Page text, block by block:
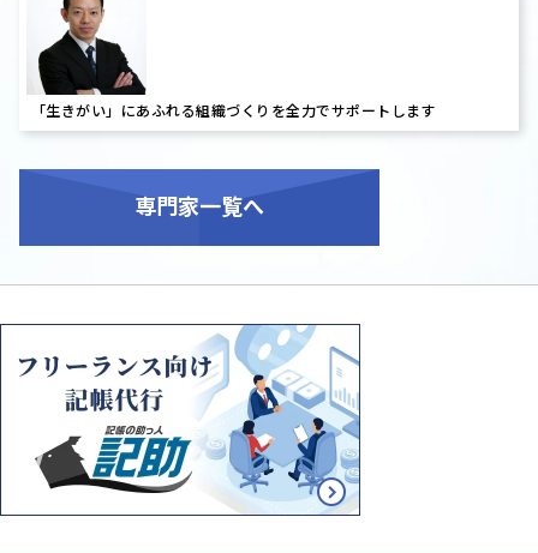
「生きがい」にあふれる組織づくりを全力でサポートします
専門家一覧へ